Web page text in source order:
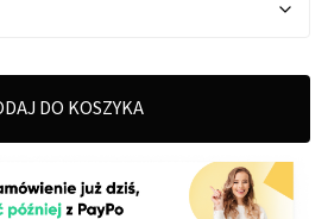
DO KOSZYKA